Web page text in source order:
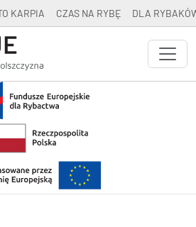
KARPIA CZAS NA RYBĘ DLA